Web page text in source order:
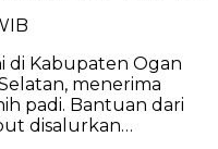
di Kabupaten Ogan
menerima
padi. Bantuan dari
disalurkan…